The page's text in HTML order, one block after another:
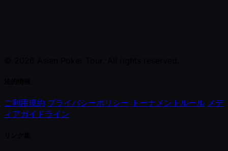
ご利用規約 プライバシーポリシー トーナメントルール メデ
ィアガイドライン